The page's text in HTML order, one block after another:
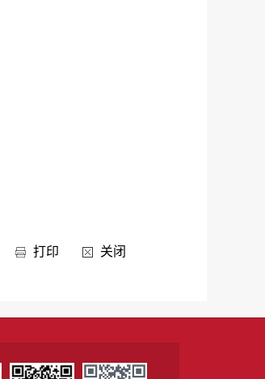
打印 关闭